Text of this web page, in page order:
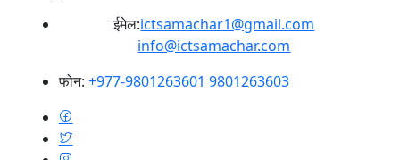
ईमेल:ictsamachar1@gmail.com
info@ictsamachar.com
फोन: +977-9801263601 9801263603